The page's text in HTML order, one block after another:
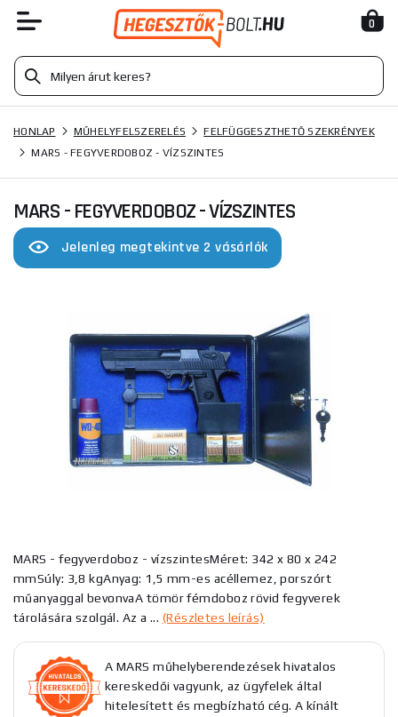
0
HONLAP MŰHELYFELSZERELÉS
FELFÜGGESZTHETŐ SZEKRÉNYEK
MARS - FEGYVERDOBOZ - VÍZSZINTES
MARS - FEGYVERDOBOZ - VÍZSZINTES
Jelenleg megtekintve 2 vásárlók
MARS - fegyverdoboz - vízszintesMéret: 342 x 80 x 242
mmSúly: 3,8 kgAnyag: 1,5 mm-es acéllemez, porszórt
műanyaggal bevonvaA tömör fémdoboz rövid fegyverek
tárolására szolgál. Az a ... (Részletes leírás)
A MARS műhelyberendezések hivatalos
kereskedői vagyunk, az ügyfelek által
hitelesített és megbízható cég. A kínált